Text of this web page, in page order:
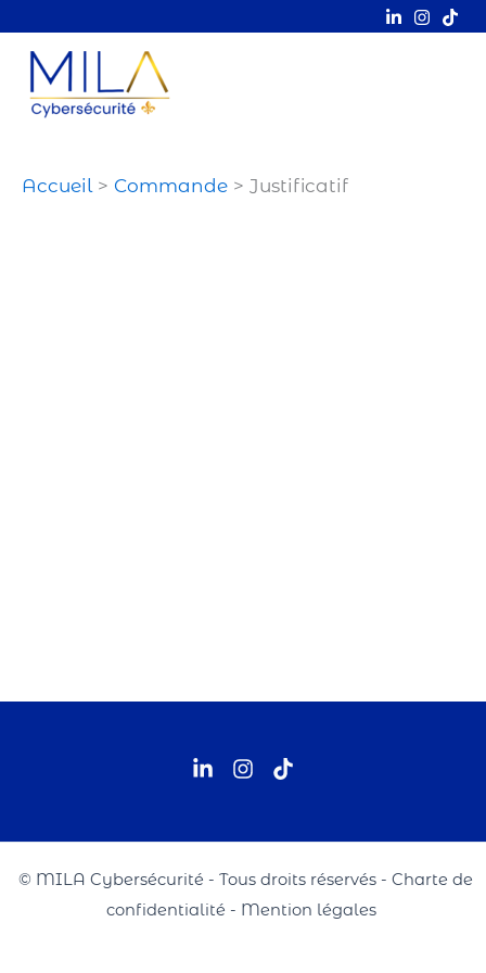
contenu
Accueil Commande Justificatif
© MILA Cybersécurité - Tous droits réservés - Charte de
confidentialité - Mention légales